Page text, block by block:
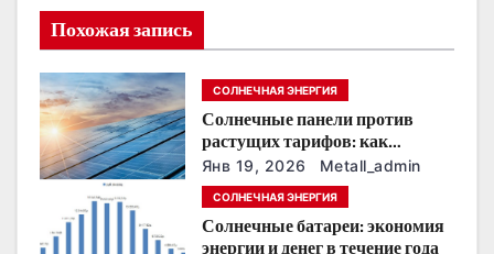
я
п
о
з
п
Похожая запись
СОЛНЕЧНАЯ ЭНЕРГИЯ
Солнечные панели против
растущих тарифов: как
сохранить
энергонезависимость в
ближайшие годы
Янв 19, 2026 Metall_admin
СОЛНЕЧНАЯ ЭНЕРГИЯ
Солнечные батареи: экономия
энергии и денег в течение года